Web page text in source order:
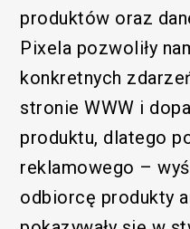
produktów oraz
Pixela pozwoliły
konkretnych
stronie WWW i
produktu, dlatego
reklamowego –
odbiorcę produkty